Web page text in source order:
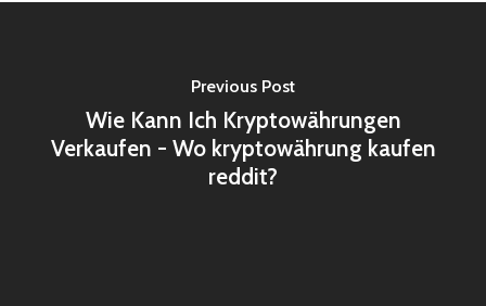
Previous Post
Wie Kann Ich Kryptowährungen
Verkaufen - Wo kryptowährung kaufen
reddit?